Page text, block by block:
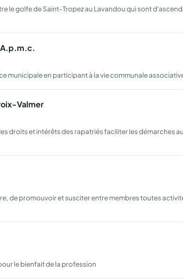
le golfe de Saint-Tropez au Lavandou qui sont
A.p.m.c.
municipale en participant à la vie communale
Valmer
droits et intérêts des rapatriés faciliter les démarches
de promouvoir et susciter entre membres toutes
le bienfait de la profession